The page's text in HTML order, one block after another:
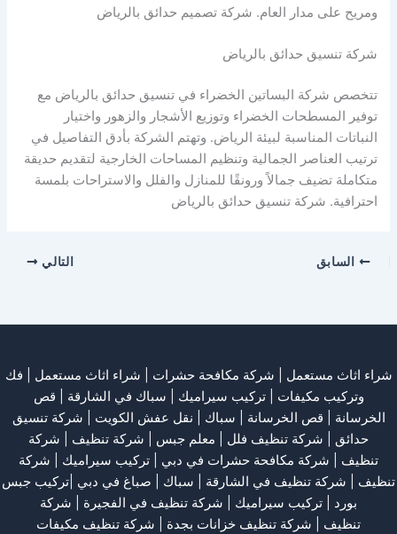
ومريح على مدار العام. شركة تصميم حدائق بالرياض
شركة تنسيق حدائق بالرياض
تتخصص شركة البساتين الخضراء في تنسيق حدائق بالرياض مع
توفير المسطحات الخضراء وتوزيع الأشجار والزهور واختيار
النباتات المناسبة لبيئة الرياض. وتهتم الشركة بأدق التفاصيل في
ترتيب العناصر الجمالية وتنظيم المساحات الخارجية لتقديم حديقة
متكاملة تضيف جمالاً ورونقًا للمنازل والفلل والاستراحات بلمسة
احترافية. شركة تنسيق حدائق بالرياض
السابق التالي
شراء اثاث مستعمل شركة مكافحة حشرات شراء اثاث مستعمل
فك
وتركيب مكيفات | تركيب سيراميك | سباك في الشارقة
قص
الخرسانة | قص الخرسانة | سباك نقل عفش الكويت
شركة تنسيق
حدائق
شركة تنظيف فلل معلم جبس شركة تنظيف
شركة
تنظيف
شركة مكافحة حشرات في دبي تركيب سيراميك
شركة
تنظيف
شركة تنظيف في الشارقة | سباك | صباغ في دبي |تركيب جبس
بورد | تركيب سيراميك شركة تنظيف في الفجيرة
شركة
تنظيف
شركة تنظيف خزانات بجدة شركة تنظيف مكيفات